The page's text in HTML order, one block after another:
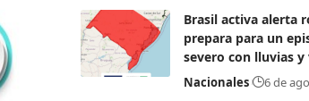
Brasil activa alerta
prepara para un
severo con lluvias
Nacionales 6 de